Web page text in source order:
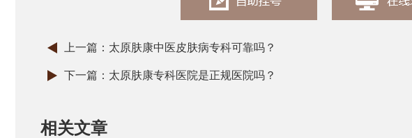
上一篇： 太原肤康中医皮肤病专科可靠吗？
下一篇： 太原肤康专科医院是正规医院吗？
相关文章